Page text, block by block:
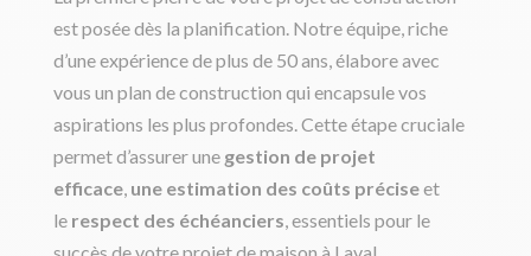
est posée dès la planification. Notre équipe, riche
d’une expérience de plus de 50 ans, élabore avec
vous un plan de construction qui encapsule vos
aspirations les plus profondes. Cette étape cruciale
permet d’assurer une gestion de projet
efficace, une estimation des coûts préciseet
le respect des échéanciers , essentiels pour le
succès de votre projet de maison à Laval.